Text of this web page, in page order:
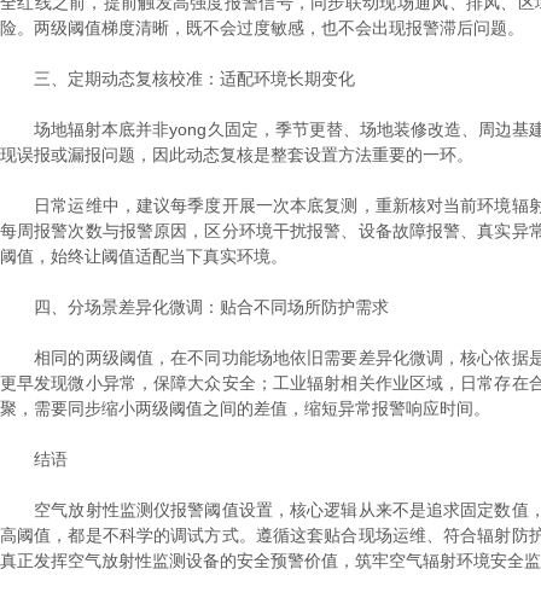
险。两级阈值梯度清晰，既不会过度敏感，也不会出现报警滞后问题。
三、定期动态复核校准：适配环境长期变化
场地辐射本底并非yong久固定，季节更替、场地装修改造、周边基
现误报或漏报问题，因此动态复核是整套设置方法重要的一环。
日常运维中，建议每季度开展一次本底复测，重新核对当前环境辐
每周报警次数与报警原因，区分环境干扰报警、设备故障报警、真实
阈值，始终让阈值适配当下真实环境。
四、分场景差异化微调：贴合不同场所防护需求
相同的两级阈值，在不同功能场地依旧需要差异化微调，核心依据
更早发现微小异常，保障大众安全；工业辐射相关作业区域，日常存
聚，需要同步缩小两级阈值之间的差值，缩短异常报警响应时间。
结语
空气放射性监测仪报警阈值设置，核心逻辑从来不是追求固定数值
高阈值，都是不科学的调试方式。遵循这套贴合现场运维、符合辐射
真正发挥空气放射性监测设备的安全预警价值，筑牢空气辐射环境安全